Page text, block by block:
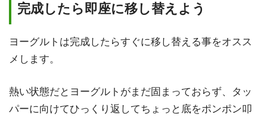
完成したら即座に移し替えよう
ヨーグルトは完成したらすぐに移し替える事をオスス
メします。
熱い状態だとヨーグルトがまだ固まっておらず、タッ
パーに向けてひっくり返してちょっと底をポンポン叩